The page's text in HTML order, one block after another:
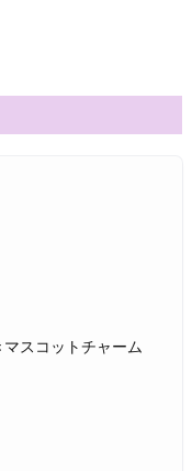
スコットチャーム